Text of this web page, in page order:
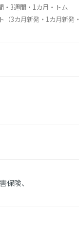
・3週間・1カ月・トム
3カ月新発・1カ月新発・
保険、